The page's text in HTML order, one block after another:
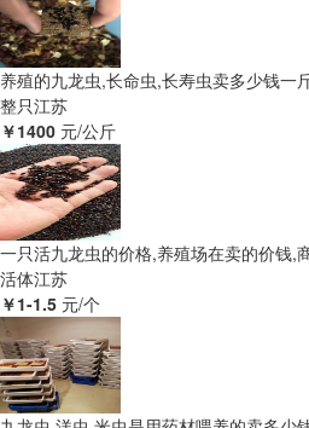
养殖的九龙虫,长命虫,长寿虫卖多少钱一
整只江苏
￥1400 元/公斤
一只活九龙虫的价格,养殖场在卖的价钱,
活体江苏
￥1-1.5 元/个